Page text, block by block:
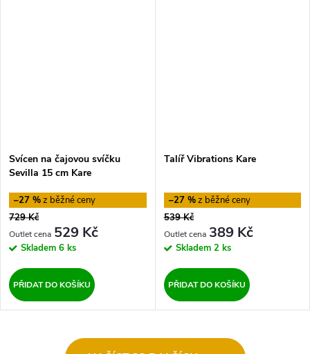
Svícen na čajovou svíčku
Sevilla 15 cm Kare
–27 %
729 Kč
529 Kč
Skladem 6 ks
PŘIDAT DO KOŠÍKU
Talíř Vibrations Kare
–27 %
539 Kč
389 Kč
Skladem 2 ks
PŘIDAT DO KOŠÍKU